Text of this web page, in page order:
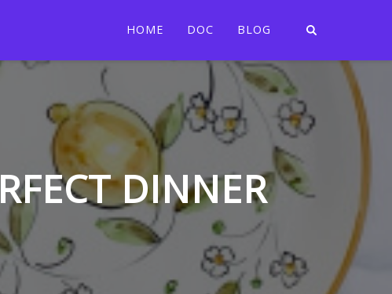
HOME DOC BLOG
DINNER